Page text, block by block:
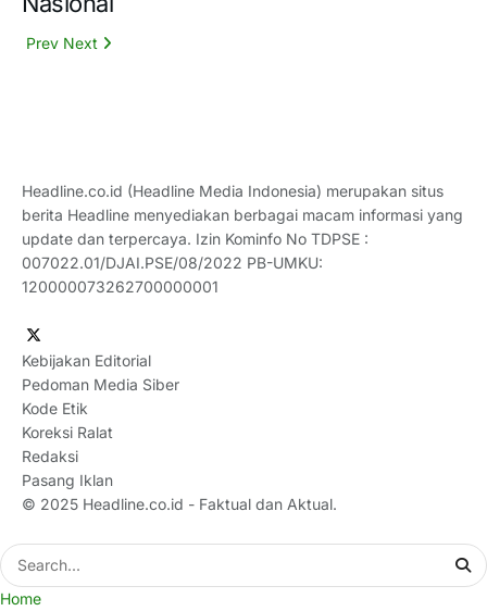
Prev Next
Headline.co.id (Headline Media Indonesia) merupakan situs
berita Headline menyediakan berbagai macam informasi yang
update dan terpercaya. Izin Kominfo No TDPSE :
007022.01/DJAI.PSE/08/2022 PB-UMKU:
120000073262700000001
Kebijakan Editorial
Pedoman Media Siber
Kode Etik
Koreksi Ralat
Redaksi
Pasang Iklan
© 2025 Headline.co.id - Faktual dan Aktual.
Home